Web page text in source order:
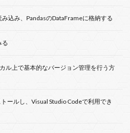
込み、PandasのDataFrameに格納する
る
ル上で基本的なバージョン管理を行う方
ールし、Visual Studio Codeで利用でき